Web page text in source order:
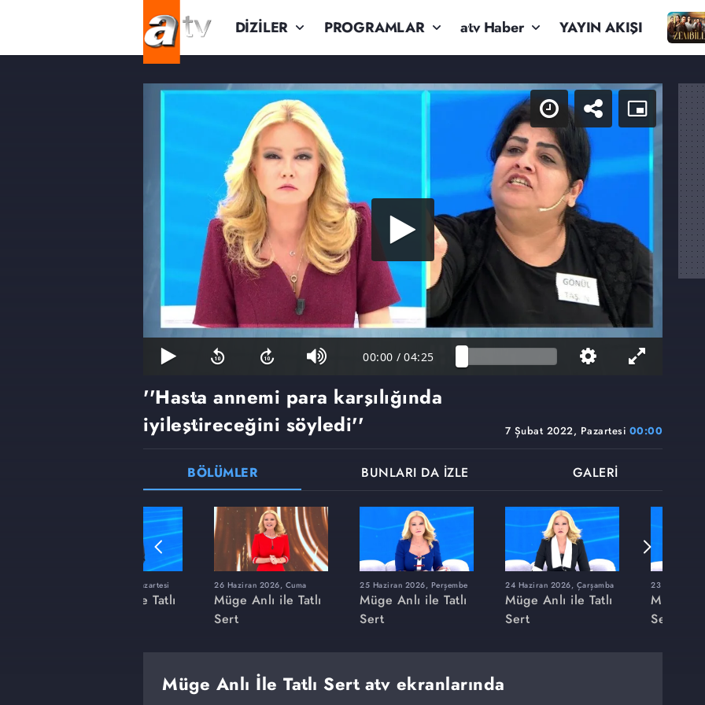
DİZİLER PROGRAMLAR atv Haber YAYIN AKIŞI
00:00 / 04:25
7 Şubat 2022, Pazartesi 00:00
''Hasta annemi para karşılığında
iyileştireceğini söyledi''
BÖLÜMLER BUNLARI DA İZLE GALERİ
8 Haziran 2026, Pazartesi
Müge Anlı ile Tatlı
26 Haziran 2026, Cuma
Müge Anlı ile Tatlı
Sert
25 Haziran 2026, Perşembe
Müge Anlı ile Tatlı
Sert
24 Haziran 2026, Çarşamba
Müge Anlı ile Tatlı
Sert
23 Haziran
Müge
Sert
Müge Anlı İle Tatlı Sert atv ekranlarında